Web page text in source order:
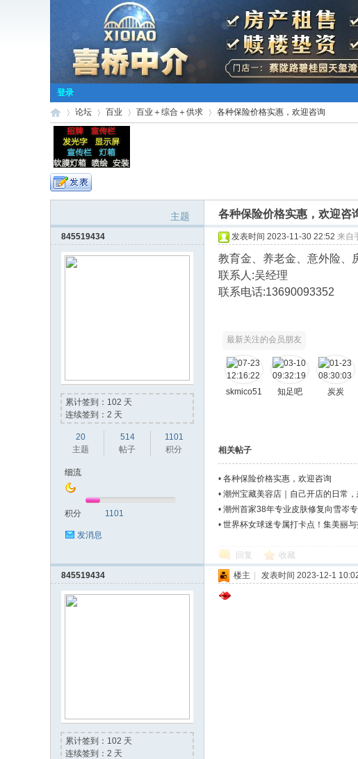
登录
小 »
论坛 百业 百业＋综合＋供求 各种保险价格实惠，欢迎咨询
主题 各种保险价格实惠，欢迎咨
845519434
累计签到：102 天
连续签到：2 天
20
主题
514
帖子
1101
积分
细流
积分 1101
发消息
发表时间 2023-11-30 22:52 来自
教育金、养老金、意外险、
联系人:吴经理
联系电话:13690093352
最新关注的会员朋友
skmico51 知足吧 炭炭
相关帖子
• 各种保险价格实惠，欢迎咨询
• 潮州宝藏美容店｜自己开店的日常
• 潮州首家38年专业皮肤修复向雪岑
• 世界杯女球迷专属打卡点！集美丽
回复 收藏
845519434
累计签到：102 天
连续签到：2 天
楼主 发表时间 2023-12-1